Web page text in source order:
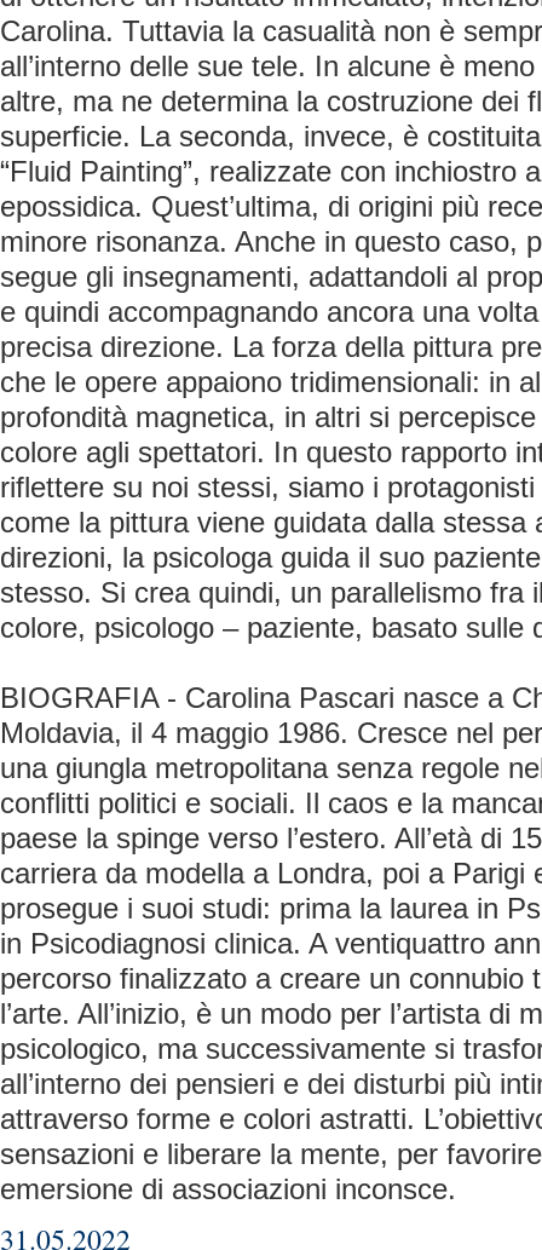
Carolina. Tuttavia la casualità non è
all’interno delle sue tele. In alcune è
altre, ma ne determina la costruzione dei
superficie. La seconda, invece, è
“Fluid Painting”, realizzate con inchiostro
epossidica. Quest’ultima, di origini più
minore risonanza. Anche in questo caso,
segue gli insegnamenti, adattandoli al
e quindi accompagnando ancora una
precisa direzione. La forza della pittura
che le opere appaiono tridimensionali: in
profondità magnetica, in altri si
colore agli spettatori. In questo rapporto
riflettere su noi stessi, siamo i
come la pittura viene guidata dalla stessa
direzioni, la psicologa guida il suo
stesso. Si crea quindi, un parallelismo fra
colore, psicologo – paziente, basato sulle
BIOGRAFIA - Carolina Pascari nasce a
Moldavia, il 4 maggio 1986. Cresce nel
una giungla metropolitana senza regole
conflitti politici e sociali. Il caos e la
paese la spinge verso l’estero. All’età di
carriera da modella a Londra, poi a Parigi
prosegue i suoi studi: prima la laurea in
in Psicodiagnosi clinica. A ventiquattro
percorso finalizzato a creare un connubio
l’arte. All’inizio, è un modo per l’artista di
psicologico, ma successivamente si
all’interno dei pensieri e dei disturbi più
attraverso forme e colori astratti.
sensazioni e liberare la mente, per
emersione di associazioni inconsce.
31.05.2022